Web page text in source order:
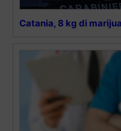
Catania, 8 kg di